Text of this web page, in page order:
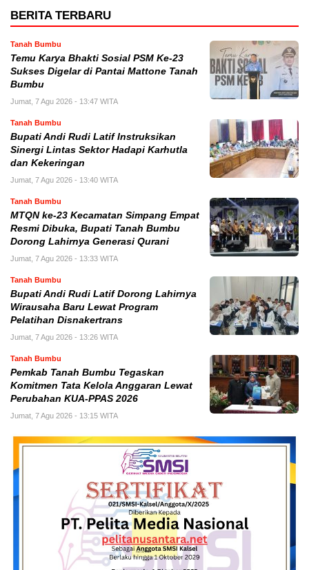
BERITA TERBARU
Tanah Bumbu
Temu Karya Bhakti Sosial PSM Ke-23
Sukses Digelar di Pantai Mattone Tanah
Bumbu
Jumat, 7 Agu 2026 - 13:47 WITA
Tanah Bumbu
Bupati Andi Rudi Latif Instruksikan
Sinergi Lintas Sektor Hadapi Karhutla
dan Kekeringan
Jumat, 7 Agu 2026 - 13:40 WITA
Tanah Bumbu
MTQN ke-23 Kecamatan Simpang Empat
Resmi Dibuka, Bupati Tanah Bumbu
Dorong Lahirnya Generasi Qurani
Jumat, 7 Agu 2026 - 13:33 WITA
Tanah Bumbu
Bupati Andi Rudi Latif Dorong Lahirnya
Wirausaha Baru Lewat Program
Pelatihan Disnakertrans
Jumat, 7 Agu 2026 - 13:26 WITA
Tanah Bumbu
Pemkab Tanah Bumbu Tegaskan
Komitmen Tata Kelola Anggaran Lewat
Perubahan KUA-PPAS 2026
Jumat, 7 Agu 2026 - 13:15 WITA